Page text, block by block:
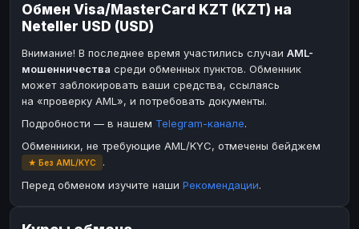
BinanceCoin BEP20
SOL
Ripple XRP
BinanceCoin
Ripple
Paxum USD
Perfect Money
Payoneer USD
Paxum
Payoneer
Обмен Visa/MasterCard KZT (KZT) на
Neteller USD (USD)
Внимание! В последнее время участились случаи AML-
мошенничества среди обменных пунктов. Обменник
может заблокировать ваши средства, ссылаясь
на «проверку AML», и потребовать документы.
Подробности — в нашем Telegram-канале.
Обменники, не требующие AML/KYC, отмечены бейджем
★ Без AML/KYC
.
Перед обменом изучите наши Рекомендации.